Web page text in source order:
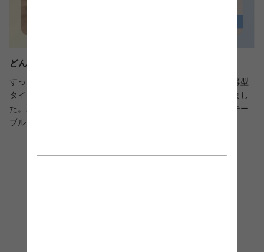
どんな季節にもフィットするシンプルデザイン
すっきりシンプルなデザインのこたつテーブル。ヒーターは薄型
タイプ採用で目立ちにくく、すっきり美しい見映えを実現しまし
た。寒い季節はこたつ布団を合わせて、暖かい季節にはローテー
ブルとして、季節問わず年中お使いいただけます。